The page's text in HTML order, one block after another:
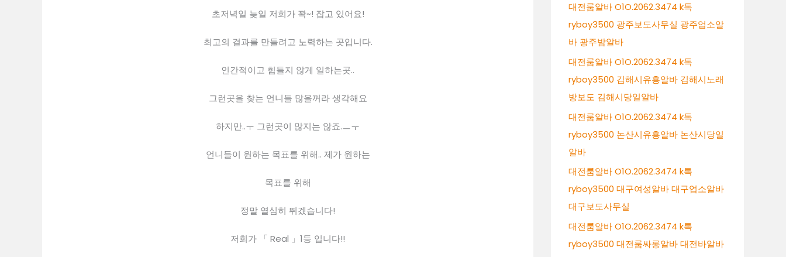
초저녁일 늦일 저희가 꽉~! 잡고 있어요!
최고의 결과를 만들려고 노력하는 곳입니다.
인간적이고 힘들지 않게 일하는곳..
그런곳을 찾는 언니들 많을꺼라 생각해요
하지만..ㅜ 그런곳이 많지는 않죠.ㅡㅜ
언니들이 원하는 목표를 위해.. 제가 원하는
목표를 위해
정말 열심히 뛰겠습니다!
저희가 「 Real 」1등 입니다!!
대전룸알바 O1O.2062.3474 k톡
ryboy3500 광주보도사무실 광주업소알
바 광주밤알바
대전룸알바 O1O.2062.3474 k톡
ryboy3500 김해시유흥알바 김해시노래
방보도 김해시당일알바
대전룸알바 O1O.2062.3474 k톡
ryboy3500 논산시유흥알바 논산시당일
알바
대전룸알바 O1O.2062.3474 k톡
ryboy3500 대구여성알바 대구업소알바
대구보도사무실
대전룸알바 O1O.2062.3474 k톡
ryboy3500 대전룸싸롱알바 대전바알바